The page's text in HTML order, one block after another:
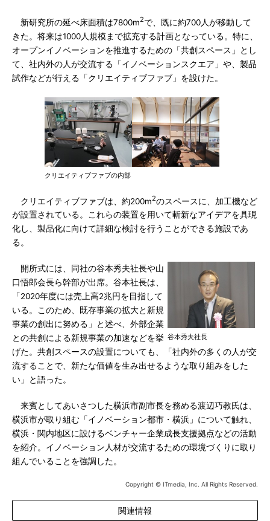
新研究所の延べ床面積は7800m2で、既に約700人が移動して
きた。将来は1000人規模まで拡充する計画となっている。特に、
オープンイノベーションを推進するための「共創スペース」とし
て、社内外の人が交流する「イノベーションスクエア」や、製品
試作などが行える「クリエイティブファブ」を設けた。
クリエイティブファブの内部
クリエイティブファブは、約200m2のスペースに、加工機など
が設置されている。これらの装置を用いて斬新なアイデアを具現
化し、製品化に向けて詳細な検討を行うことができる施設であ
る。
谷本秀夫社長
開所式には、同社の谷本秀夫社長や山
口悟郎会長ら幹部が出席。谷本社長は、
「2020年度には売上高2兆円を目指して
いる。このため、既存事業の拡大と新規
事業の創出に努める」と述べ、外部企業
との共創による新規事業の加速などを挙
げた。共創スペースの設置についても、「社内外の多くの人が交
流することで、新たな価値を生み出せるような取り組みをした
い」と語った。
来賓としてあいさつした横浜市副市長を務める渡辺巧教氏は、
横浜市が取り組む「イノベーション都市・横浜」について触れ、
横浜・関内地区に設けるベンチャー企業成長支援拠点などの活動
を紹介。イノベーション人材が交流するための環境づくりに取り
組んでいることを強調した。
Copyright © ITmedia, Inc. All Rights Reserved.
関連情報